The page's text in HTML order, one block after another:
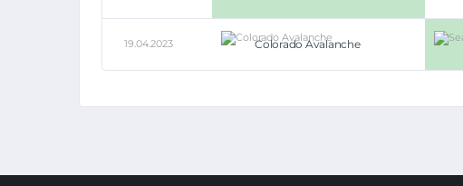
19.04.2023 Colorado Avalanche